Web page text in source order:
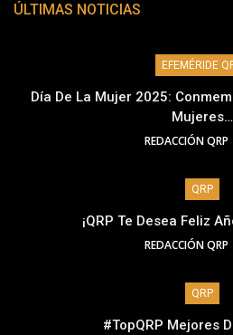
ÚLTIMAS NOTICIAS
EFEMÉRIDE
Día De La Mujer 2025:
Mujeres…
REDACCIÓN QRP
QRP
¡QRP Te Desea Feliz
REDACCIÓN QRP
QRP
#TopQRP Mejores